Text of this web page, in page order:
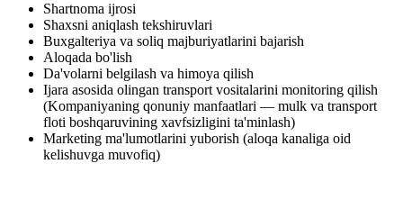
Shartnoma ijrosi
Shaxsni aniqlash tekshiruvlari
Buxgalteriya va soliq majburiyatlarini bajarish
Aloqada bo'lish
Da'volarni belgilash va himoya qilish
Ijara asosida olingan transport vositalarini monitoring qilish
(Kompaniyaning qonuniy manfaatlari — mulk va transport
floti boshqaruvining xavfsizligini ta'minlash)
Marketing ma'lumotlarini yuborish (aloqa kanaliga oid
kelishuvga muvofiq)